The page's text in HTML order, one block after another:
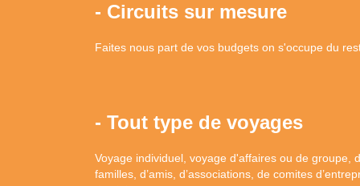
- Circuits sur mesure
Faites nous part de vos budgets on s'occupe du
- Tout type de voyages
Voyage individuel, voyage d'affaires ou de groupe,
familles, d’amis, d’associations, de comites